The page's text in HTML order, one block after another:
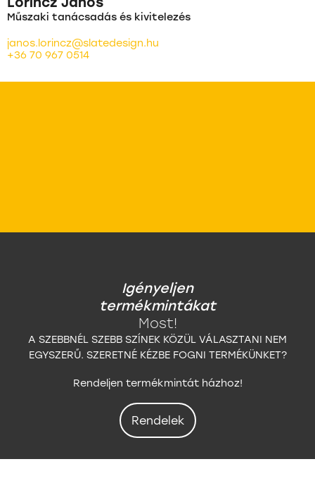
Műszaki tanácsadás és kivitelezés
janos.lorincz@slatedesign.hu
+36 70 967 0514
Igényeljen
termékmintákat
Most!
A SZEBBNÉL SZEBB SZÍNEK KÖZÜL VÁLASZTANI NEM
EGYSZERŰ. SZERETNÉ KÉZBE FOGNI TERMÉKÜNKET?
Rendeljen termékmintát házhoz!
Rendelek